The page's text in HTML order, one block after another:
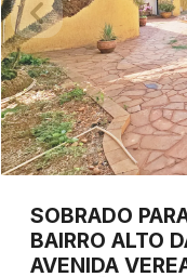
SOBRADO
BAIRRO ALTO
AVENIDA